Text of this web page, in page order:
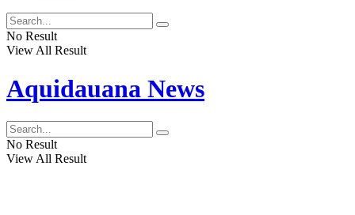
No Result
View All Result
Aquidauana News
No Result
View All Result